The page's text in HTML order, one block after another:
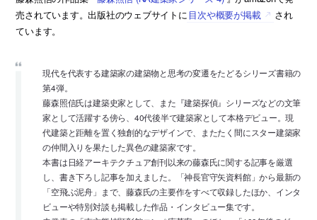
売されています。出版社のウェブサイトに目次や概要が掲載
され
ています。
現代を代表する建築家の建築物と思考の変遷をたどるシリーズ書籍の
第4弾。
藤森照信氏は建築史家として、また『建築探偵』シリーズなどの文筆
家として活躍する傍ら、40代後半で建築家として本格デビュー。現
代建築と距離を置く独創的なデザインで、またたく間にスター建築家
の仲間入りを果たした異色の建築家です。
本書は日経アーキテクチュア創刊以来の藤森氏に関する記事を厳選
し、書き下ろし記事を加えました。「神長官守矢資料館」から最新の
「空飛ぶ泥舟」まで、藤森氏の主要作をすべて収録したほか、インタ
ビューや特別対談も掲載した作品・インタビュー集です。